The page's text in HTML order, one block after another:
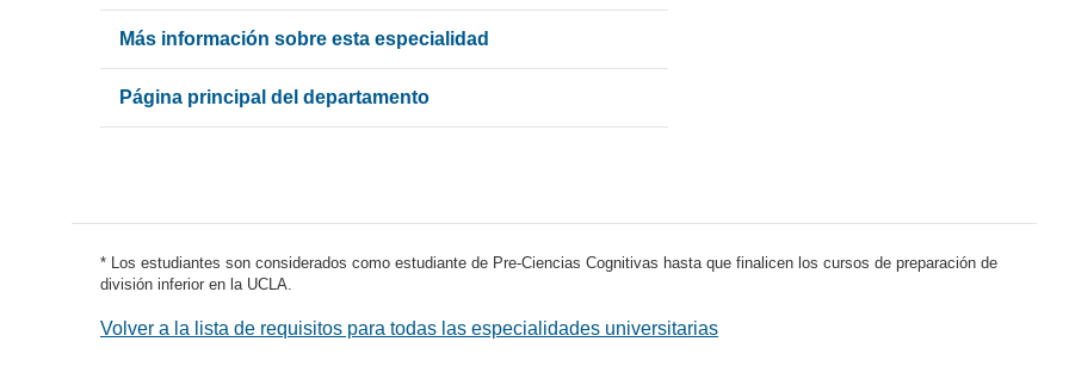
Más información sobre esta especialidad
Página principal del departamento
* Los estudiantes son considerados como estudiante de Pre-Ciencias Cognitivas hasta que finalicen los cursos de preparación de
división inferior en la UCLA.
Volver a la lista de requisitos para todas las especialidades universitarias